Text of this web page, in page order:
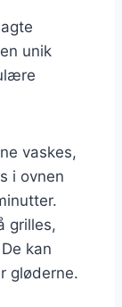
unik
vaskes,
i ovnen
grilles,
kan
gløderne.